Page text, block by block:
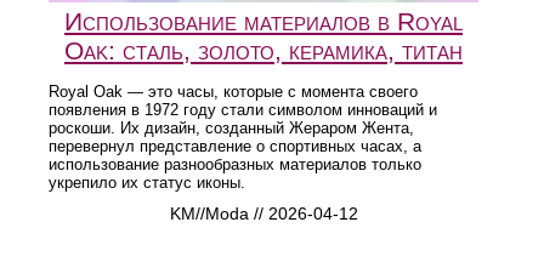
Использование материалов в Royal
Oak: сталь, золото, керамика, титан
Royal Oak — это часы, которые с момента своего
появления в 1972 году стали символом инноваций и
роскоши. Их дизайн, созданный Жераром Жента,
перевернул представление о спортивных часах, а
использование разнообразных материалов только
укрепило их статус иконы.
KM//Moda // 2026-04-12